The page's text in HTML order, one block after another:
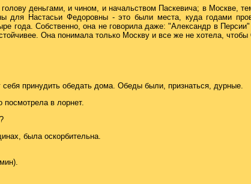
деньгами, и чином, и начальством Паскевича; в Москве,
для Настасьи Федоровны - это были места, куда годами
года. Собственно, она не говорила даже: "Александр в
Она понимала только Москву и все же не хотела,
принудить обедать дома. Обеды были, признаться, дурные.
в лорнет.
была оскорбительна.